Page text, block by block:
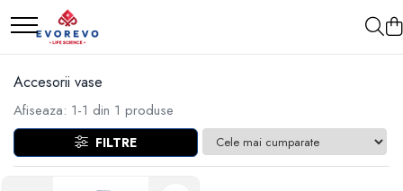
Medical
Nebulizatoare
Concentratoare oxigen
Pulsoximetrie
Metrologie
Termometre
Higrometre
Termohigrometre
Cronometre
Accesorii vase
Afiseaza: 1-1 din 1 produse
FILTRE